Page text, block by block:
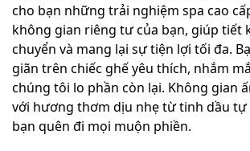
cho bạn những trải nghiệm spa cao
không gian riêng tư của bạn, giúp tiết
chuyển và mang lại sự tiện lợi tối đa.
giãn trên chiếc ghế yêu thích, nhắm
chúng tôi lo phần còn lại. Không gian
với hương thơm dịu nhẹ từ tinh dầu tự
bạn quên đi mọi muộn phiền.